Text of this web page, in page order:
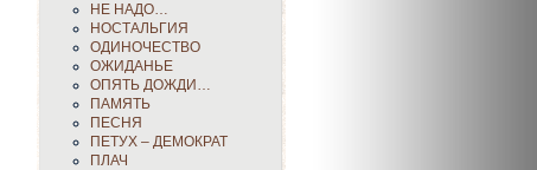
НЕ НАДО…
НОСТАЛЬГИЯ
ОДИНОЧЕСТВО
ОЖИДАНЬЕ
ОПЯТЬ ДОЖДИ…
ПАМЯТЬ
ПЕСНЯ
ПЕТУХ – ДЕМОКРАТ
ПЛАЧ